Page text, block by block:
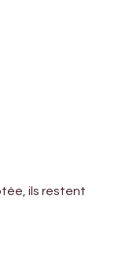
ils restent